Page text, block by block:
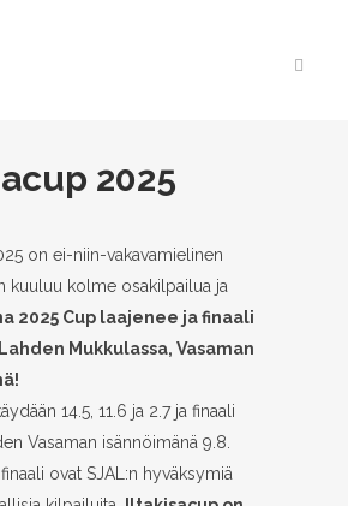
2025
on ei-niin-vakavamielinen
kuuluu kolme osakilpailua ja
2025 Cup laajenee ja finaali
Mukkulassa, Vasaman
14.5, 11.6 ja 2.7 ja finaali
Vasaman isännöimänä 9.8.
finaali ovat SJAL:n hyväksymiä